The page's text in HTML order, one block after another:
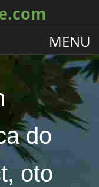
MENU
do
oto